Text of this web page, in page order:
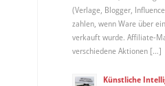
(Verlage, Blogger,
zahlen, wenn Ware über
verkauft wurde. Affiliate-
verschiedene Aktionen […]
Künstliche